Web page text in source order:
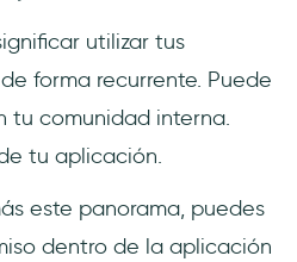
utilizar tus
forma recurrente. Puede
tu comunidad interna.
tu aplicación.
este panorama, puedes
dentro de la aplicación